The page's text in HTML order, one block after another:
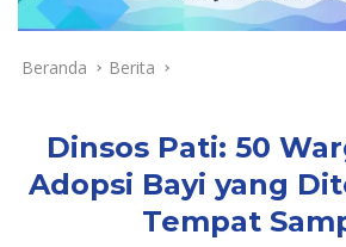
Beranda Berita
Dinsos Pati: 50
Adopsi Bayi yang
Tempat